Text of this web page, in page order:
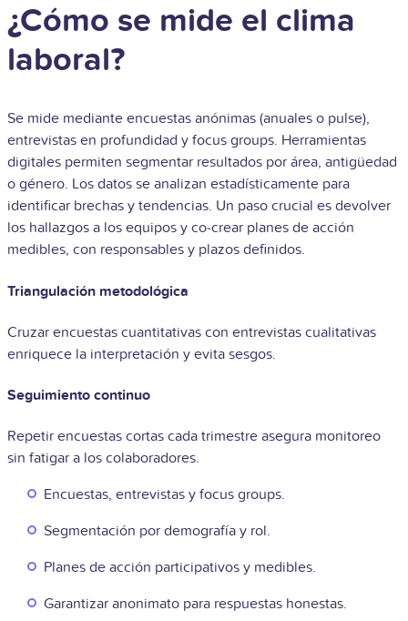
¿Cómo se mide el clima
laboral?
Se mide mediante encuestas anónimas (anuales o pulse),
entrevistas en profundidad y focus groups. Herramientas
digitales permiten segmentar resultados por área, antigüedad
o género. Los datos se analizan estadísticamente para
identificar brechas y tendencias. Un paso crucial es devolver
los hallazgos a los equipos y co‑crear planes de acción
medibles, con responsables y plazos definidos.
Triangulación metodológica
Cruzar encuestas cuantitativas con entrevistas cualitativas
enriquece la interpretación y evita sesgos.
Seguimiento continuo
Repetir encuestas cortas cada trimestre asegura monitoreo
sin fatigar a los colaboradores.
Encuestas, entrevistas y focus groups.
Segmentación por demografía y rol.
Planes de acción participativos y medibles.
Garantizar anonimato para respuestas honestas.